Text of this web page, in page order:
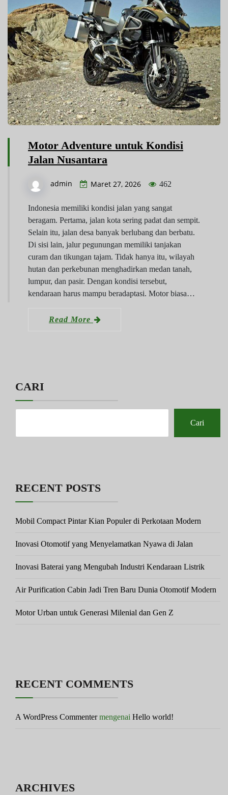
Motor Adventure untuk Kondisi
Jalan Nusantara
admin Maret 27, 2026 462
Indonesia memiliki kondisi jalan yang sangat
beragam. Pertama, jalan kota sering padat dan sempit.
Selain itu, jalan desa banyak berlubang dan berbatu.
Di sisi lain, jalur pegunungan memiliki tanjakan
curam dan tikungan tajam. Tidak hanya itu, wilayah
hutan dan perkebunan menghadirkan medan tanah,
lumpur, dan pasir. Dengan kondisi tersebut,
kendaraan harus mampu beradaptasi. Motor biasa…
Read More
CARI
Cari
RECENT POSTS
Mobil Compact Pintar Kian Populer di Perkotaan Modern
Inovasi Otomotif yang Menyelamatkan Nyawa di Jalan
Inovasi Baterai yang Mengubah Industri Kendaraan Listrik
Air Purification Cabin Jadi Tren Baru Dunia Otomotif Modern
Motor Urban untuk Generasi Milenial dan Gen Z
RECENT COMMENTS
A WordPress Commentermengenai Hello world!
ARCHIVES